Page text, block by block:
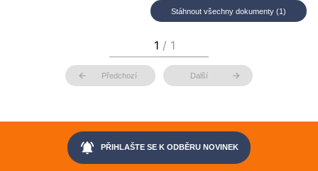
Stáhnout všechny dokumenty (1)
arrow_back Předchozí Další arrow_forward
notifications_active PŘIHLAŠTE SE K ODBĚRU NOVINEK